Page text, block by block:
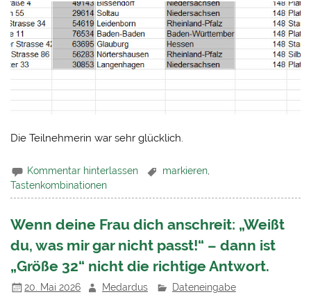
Die Teilnehmerin war sehr glücklich.
Kommentar hinterlassen markieren
Tastenkombinationen
Wenn deine Frau dich anschreit: „Weißt
du, was mir gar nicht passt!“ – dann ist
„Größe 32“ nicht die richtige Antwort.
20. Mai 2026 Medardus Dateneingabe